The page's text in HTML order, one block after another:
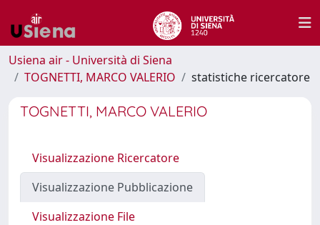
Usiena air - Università di Siena
TOGNETTI, MARCO VALERIO
statistiche ricercatore
TOGNETTI, MARCO VALERIO
Visualizzazione Ricercatore
Visualizzazione Pubblicazione
Visualizzazione File